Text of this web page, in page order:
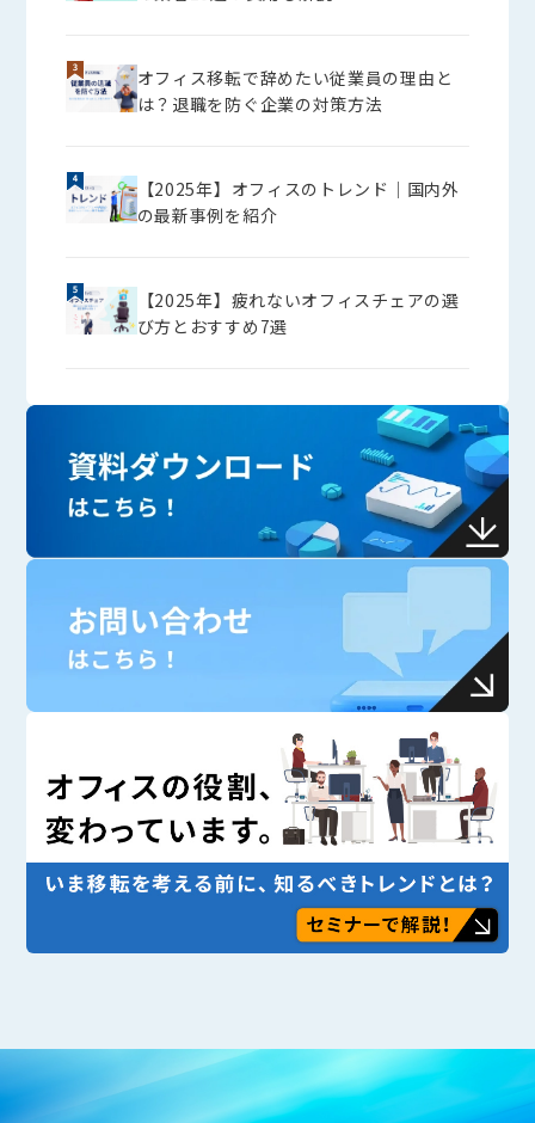
オフィス移転で辞めたい従業員の理由と
は？退職を防ぐ企業の対策方法
【2025年】オフィスのトレンド│国内外
の最新事例を紹介
【2025年】疲れないオフィスチェアの選
び方とおすすめ7選